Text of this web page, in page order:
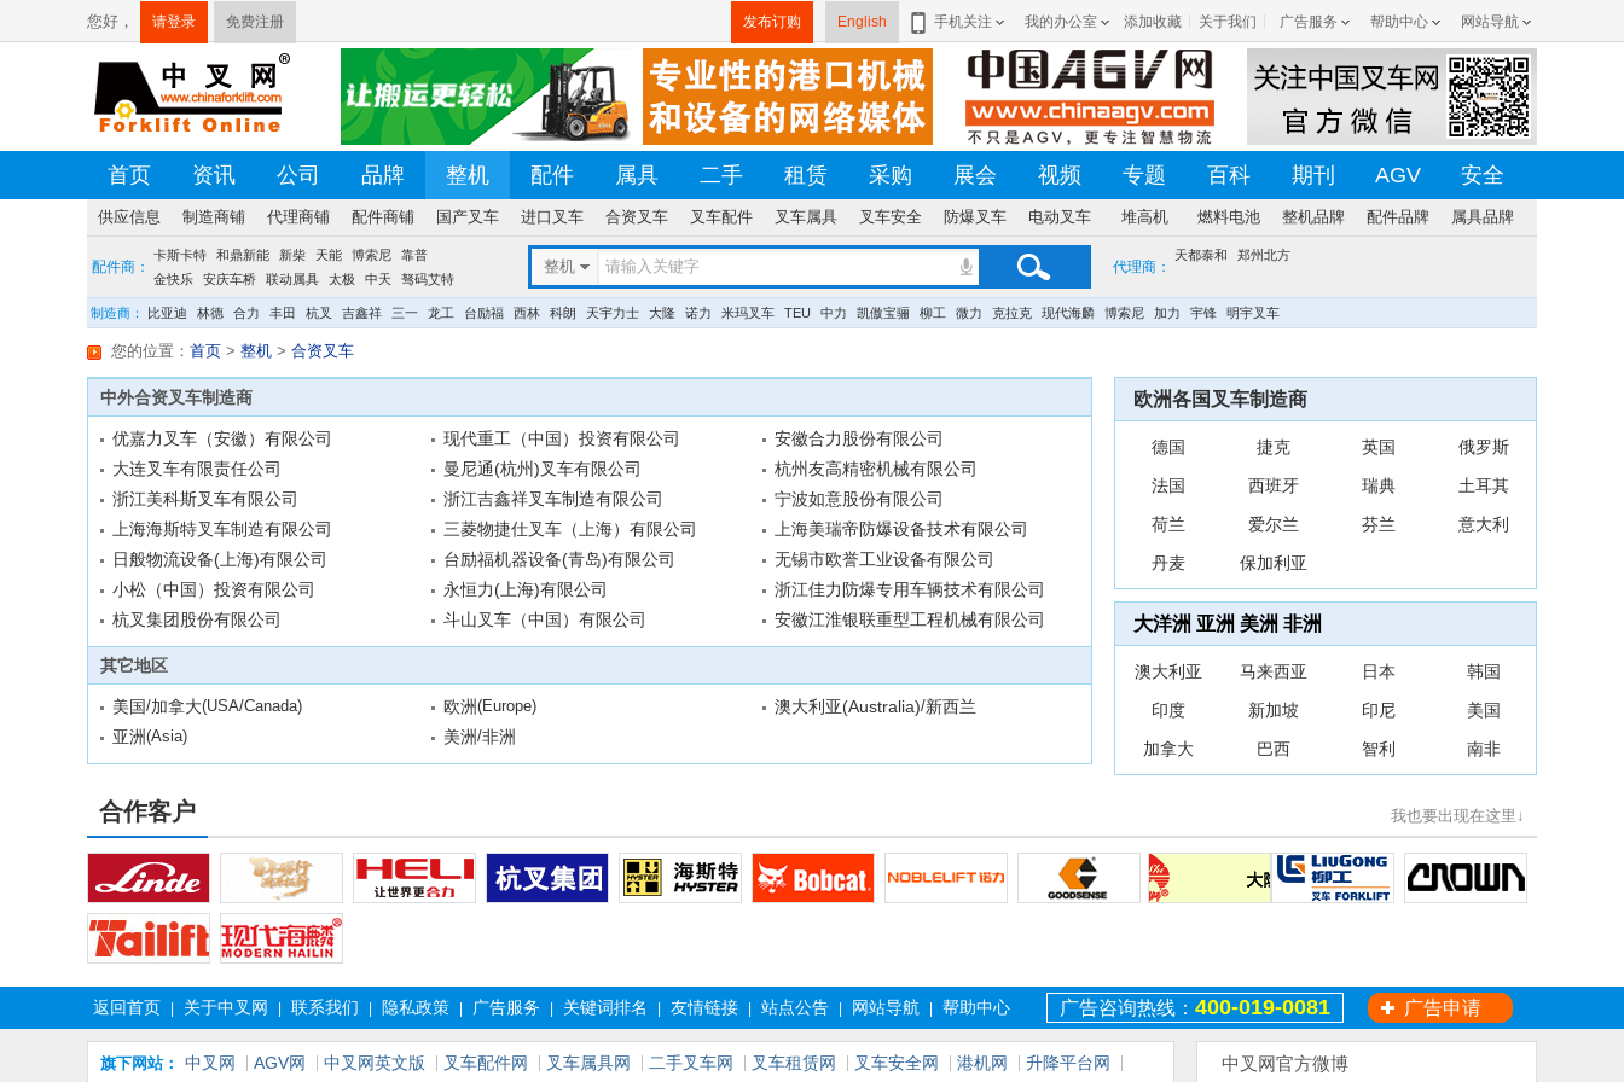
您好， 请登录 免费注册 发布订购 English 手机关注 我的办公室 添加收藏 关于我们 广告服务 帮助中心 网站导航
首页 资讯 公司 品牌 整机 配件 属具 二手 租赁 采购 展会 视频 专题 百科 期刊 AGV 安全
供应信息 制造商铺 代理商铺 配件商铺 国产叉车 进口叉车 合资叉车 叉车配件 叉车属具 叉车安全 防爆叉车 电动叉车 堆高机 燃料电池 整机品牌 配件品牌 属具品牌
配件商：
卡斯卡特 和鼎新能 新柴 天能 博索尼 靠普
荷贝克 硕源 方源 佛朗斯 盛航
台创
金快乐
安庆车桥 联动属具 太极 中天
驽码艾特
整机 代理商：
天都泰和 郑州北方
制造商： 比亚迪 林德 合力 丰田 杭叉 吉鑫祥 三一 龙工 台励福 西林 科朗 天宇力士 大隆 诺力 米玛叉车 TEU 中力 凯傲宝骊 柳工 微力 克拉克 现代海麟 博索尼 加力 宇锋 明宇叉车
您的位置： 首页 > 整机 > 合资叉车
中外合资叉车制造商
优嘉力叉车（安徽）有限公司 现代重工（中国）投资有限公司
安徽合力股份有限公司
大连叉车有限责任公司
曼尼通(杭州)叉车有限公司
杭州友高精密机械有限公司
浙江美科斯叉车有限公司
浙江吉鑫祥叉车制造有限公司
宁波如意股份有限公司
上海海斯特叉车制造有限公司
三菱物捷仕叉车（上海）有限公司
上海美瑞帝防爆设备技术有限公司
日般物流设备(上海)有限公司
台励福机器设备(青岛)有限公司
无锡市欧誉工业设备有限公司
小松（中国）投资有限公司
永恒力(上海)有限公司
浙江佳力防爆专用车辆技术有限公司
杭叉集团股份有限公司
斗山叉车（中国）有限公司 安徽江淮银联重型工程机械有限公司
其它地区
美国/加拿大(USA/Canada) 欧洲(Europe) 澳大利亚(Australia)/新西兰
亚洲(Asia) 美洲/非洲
欧洲各国叉车制造商
德国 捷克 英国
俄罗斯
法国
西班牙 瑞典
土耳其
荷兰
爱尔兰 芬兰
意大利
丹麦
保加利亚
大洋洲 亚洲 美洲 非洲
澳大利亚 马来西亚 日本
韩国
印度
新加坡 印尼
美国
加拿大
巴西 智利 南非
合作客户 我也要出现在这里↓
返回首页 关于中叉网 联系我们 隐私政策 广告服务 关键词排名 友情链接 站点公告 网站导航 帮助中心 广告咨询热线： 400-019-0081 广告申请
旗下网站： 中叉网 AGV网 中叉网英文版 叉车配件网 叉车属具网 二手叉车网 叉车租赁网 叉车安全网 港机网 升降平台网 中叉网官方微博